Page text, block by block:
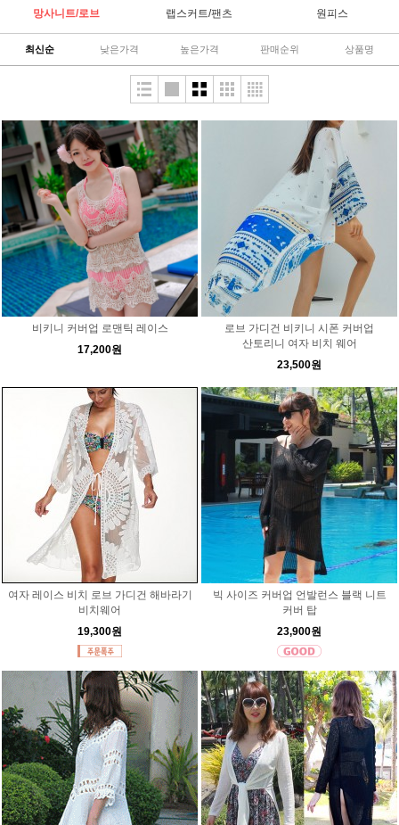
망사니트/로브 랩스커트/팬츠 원피스
최신순 낮은가격 높은가격 판매순위 상품명
비키니 커버업 로맨틱 레이스
17,200원
로브 가디건 비키니 시폰 커버업
산토리니 여자 비치 웨어
23,500원
여자 레이스 비치 로브 가디건 해바라기
비치웨어
19,300원
빅 사이즈 커버업 언발런스 블랙 니트
커버 탑
23,900원